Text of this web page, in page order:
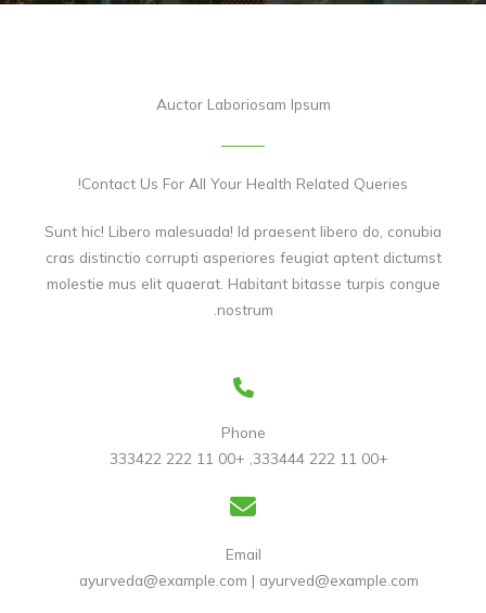
Auctor Laboriosam Ipsum
Contact Us For All Your Health Related Queries!
Sunt hic! Libero malesuada! Id praesent libero do, conubia
cras distinctio corrupti asperiores feugiat aptent dictumst
molestie mus elit quaerat. Habitant bitasse turpis congue
nostrum.
Phone
+00 11 222 333444, +00 11 222 333422
Email
ayurveda@example.com | ayurved@example.com